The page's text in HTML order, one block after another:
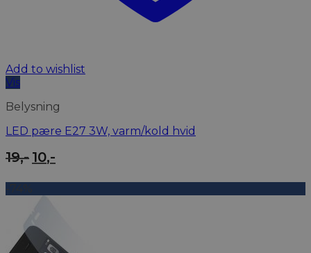
Add to wishlist
Vis
Belysning
LED pære E27 3W, varm/kold hvid
19,- Den
oprindelige
pris
var:
10,-
aktuelle
pris
er: